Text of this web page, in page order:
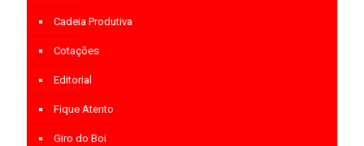
Cadeia Produtiva
Cotações
Editorial
Fique Atento
Giro do Boi